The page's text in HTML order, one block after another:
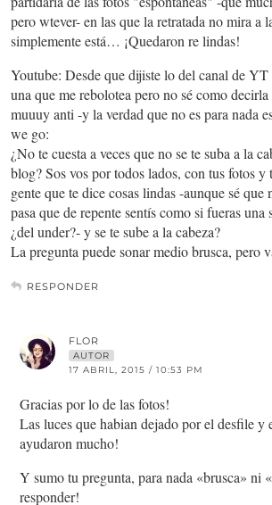
pero wtever- en las que la retratada no mira a
simplemente está… ¡Quedaron re lindas!
Youtube: Desde que dijiste lo del canal de
una que me rebolotea pero no sé como
muuuy anti -y la verdad que no es para nada
we go:
¿No te cuesta a veces que no se te suba a la
blog? Sos vos por todos lados, con tus fotos y
gente que te dice cosas lindas -aunque sé que
pasa que de repente sentís como si fueras
¿del under?- y se te sube a la cabeza?
La pregunta puede sonar medio brusca, pero
RESPONDER
FLOR
AUTOR
17 ABRIL, 2015 / 10:53 PM
Gracias por lo de las fotos!
Las luces que habian dejado por el desfile y
ayudaron mucho!
Y sumo tu pregunta, para nada «brusca» ni
responder!